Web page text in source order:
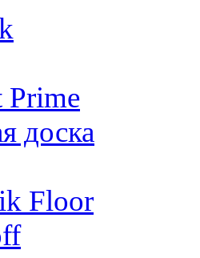
Prime
доска
Floor